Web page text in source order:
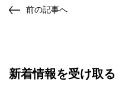
前の記事へ
新着情報を受け取る